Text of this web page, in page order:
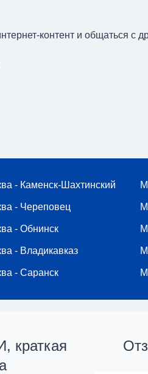
контент и общаться с
- Каменск-Шахтинский
- Череповец
- Обнинск
- Владикавказ
- Саранск
краткая